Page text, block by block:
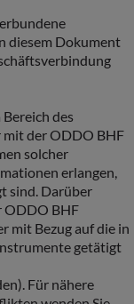
diesem Dokument
des
der ODDO BHF
solcher
erlangen,
sind. Darüber
ODDO BHF
mit Bezug auf die in
getätigt
Für nähere